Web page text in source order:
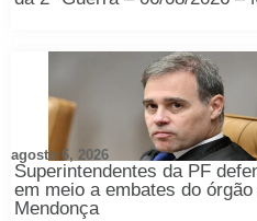
Superintendentes da PF
em meio a embates do órgão
Mendonça
agosto 6, 2026